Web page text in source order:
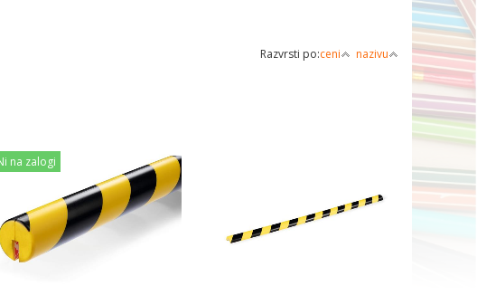
Razvrsti po:ceni nazivu
na zalogi